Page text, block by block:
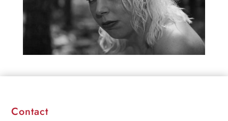
Contact